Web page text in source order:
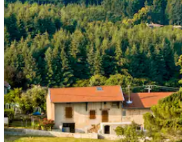
de flecha hacia arriba y hacia